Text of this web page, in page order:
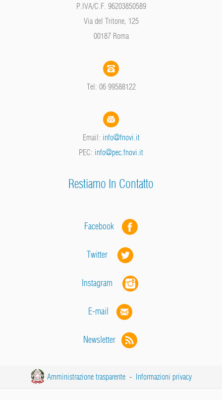
P.IVA/C.F. 96203850589
Via del Tritone, 125
00187 Roma
Tel: 06 99588122
Email: info@fnovi.it
PEC: info@pec.fnovi.it
Restiamo In Contatto
Facebook
Twitter
Instagram
E-mail
Newsletter
Amministrazione trasparente - Informazioni privacy